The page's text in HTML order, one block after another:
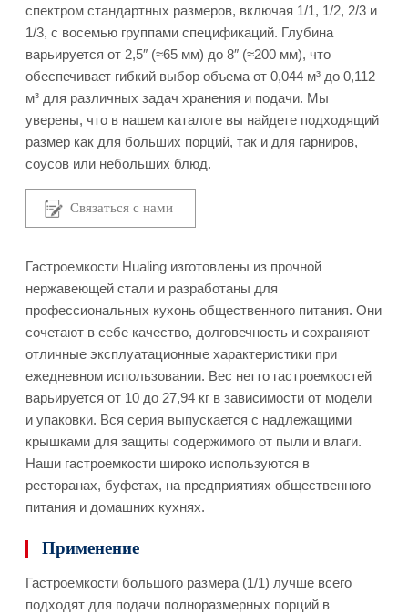
спектром стандартных размеров, включая 1/1, 1/2, 2/3 и
1/3, с восемью группами спецификаций. Глубина
варьируется от 2,5″ (≈65 мм) до 8″ (≈200 мм), что
обеспечивает гибкий выбор объема от 0,044 м³ до 0,112
м³ для различных задач хранения и подачи. Мы
уверены, что в нашем каталоге вы найдете подходящий
размер как для больших порций, так и для гарниров,
соусов или небольших блюд.
Связаться с нами
Гастроемкости Hualing изготовлены из прочной
нержавеющей стали и разработаны для
профессиональных кухонь общественного питания. Они
сочетают в себе качество, долговечность и сохраняют
отличные эксплуатационные характеристики при
ежедневном использовании. Вес нетто гастроемкостей
варьируется от 10 до 27,94 кг в зависимости от модели
и упаковки. Вся серия выпускается с надлежащими
крышками для защиты содержимого от пыли и влаги.
Наши гастроемкости широко используются в
ресторанах, буфетах, на предприятиях общественного
питания и домашних кухнях.
Применение
Гастроемкости большого размера (1/1) лучше всего
подходят для подачи полноразмерных порций в